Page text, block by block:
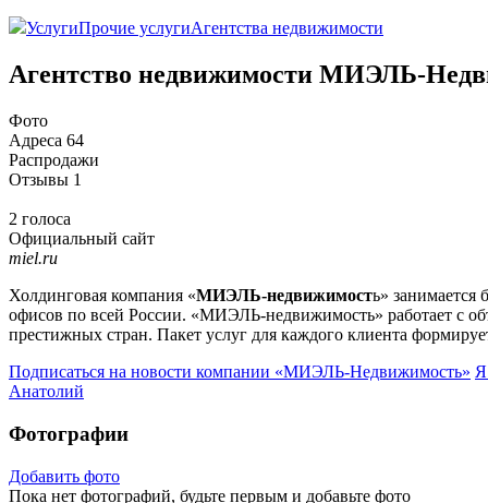
УслугиПрочие услугиАгентства недвижимости
Агентство недвижимости МИЭЛЬ-
Фото
Адреса 64
Распродажи
Отзывы 1
2 голоса
Официальный сайт
miel.ru
Холдинговая компания «МИЭЛЬ-недвижимость» занимается
офисов по всей России. «МИЭЛЬ-недвижимость» работает с
престижных стран. Пакет услуг для каждого клиента
Подписаться на новости компании «МИЭЛЬ-Недвижимость» Я
Анатолий
Фотографии
Добавить фото
Пока нет фотографий, будьте первым и добавьте фото